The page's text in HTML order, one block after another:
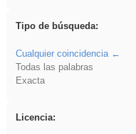
Tipo de búsqueda:
Cualquier coincidencia
Todas las palabras
Exacta
Licencia: